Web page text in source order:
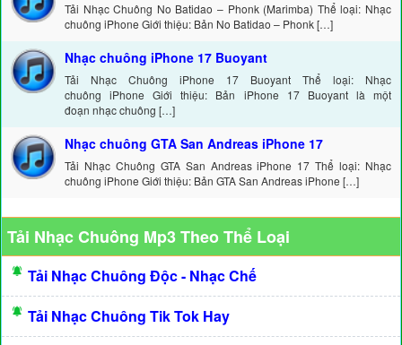
Tải Nhạc Chuông No Batidao – Phonk (Marimba) Thể loại: Nhạc
chuông iPhone Giới thiệu: Bản No Batidao – Phonk […]
Nhạc chuông iPhone 17 Buoyant
Tải Nhạc Chuông iPhone 17 Buoyant Thể loại: Nhạc
chuông iPhone Giới thiệu: Bản iPhone 17 Buoyant là một
đoạn nhạc chuông […]
Nhạc chuông GTA San Andreas iPhone 17
Tải Nhạc Chuông GTA San Andreas iPhone 17 Thể loại: Nhạc
chuông iPhone Giới thiệu: Bản GTA San Andreas iPhone […]
Tải Nhạc Chuông Mp3 Theo Thể Loại
Tải Nhạc Chuông Độc - Nhạc Chế
Tải Nhạc Chuông Tik Tok Hay